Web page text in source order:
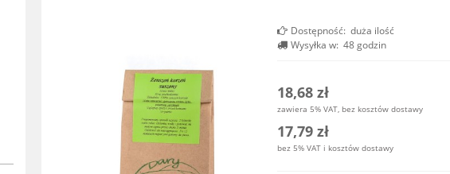
Dostępność: duża ilość
Wysyłka w: 48 godzin
18,68 zł
zawiera 5% VAT, bez kosztów dostawy
17,79 zł
bez 5% VAT i kosztów dostawy